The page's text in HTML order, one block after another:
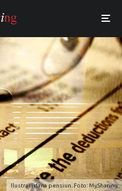
Ilustrasi dana pensiun. Foto: MySharing